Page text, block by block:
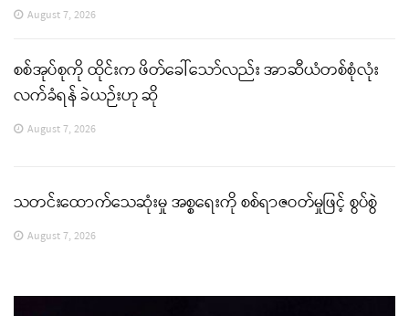
August 7, 2026
စစ်အုပ်စုကို ထိုင်းက ဖိတ်ခေါ်သော်လည်း အာဆီယံတစ်စုံလုံး
လက်ခံရန် ခဲယဉ်းဟု ဆို
August 7, 2026
သတင်းထောက်သေဆုံးမှု အစ္စရေးကို စစ်ရာဇဝတ်မှုဖြင့် စွပ်စွဲ
August 7, 2026